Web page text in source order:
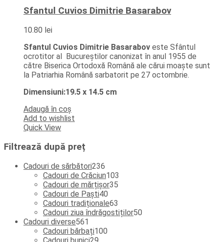
Sfantul Cuvios Dimitrie Basarabov
10.80 lei
Sfantul Cuvios Dimitrie Basarabov este Sfântul
ocrotitor al Bucureștilor canonizat în anul 1955 de
către Biserica Ortodoxă Română ale cărui moaște sunt
la Patriarhia Română sarbatorit pe 27 octombrie.
Dimensiuni:19.5 x 14.5 cm
Adaugă în coș
Add to wishlist
Quick View
Filtrează după preț
Cadouri de sărbători236
de
produse
Cadouri de Crăciun103
Cadouri de mărțișor35
Cadouri de Paști40
de
produse
Cadouri tradiționale63
de
Cadouri ziua îndrăgostiților50
Cadouri diverse561
de
produse
Cadouri bărbați100
Cadouri bunici29